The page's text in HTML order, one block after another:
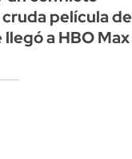
película de
a HBO Max